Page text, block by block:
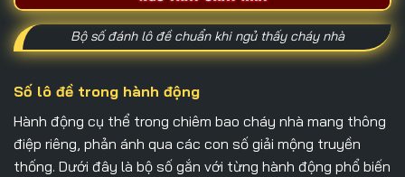
Bộ số đánh lô đề chuẩn khi ngủ thấy cháy nhà
Số lô đề trong hành động
Hành động cụ thể trong chiêm bao cháy nhà mang thông
điệp riêng, phản ánh qua các con số giải mộng truyền
thống. Dưới đây là bộ số gắn với từng hành động phổ biến